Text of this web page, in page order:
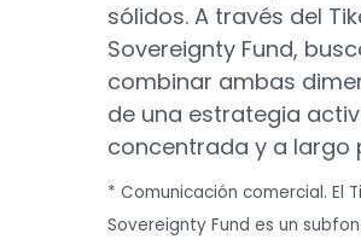
sólidos. A través del
Sovereignty Fund,
combinar ambas
de una estrategia
concentrada y a largo
* Comunicación comercial. El
Sovereignty Fund es un